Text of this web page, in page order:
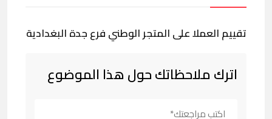
تقييم العملا على المتجر الوطني فرع جدة البغدادية
اترك ملاحظاتك حول هذا الموضوع